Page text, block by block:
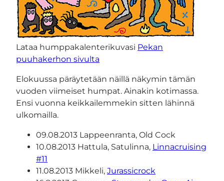
Lataa humppakalenterikuvasi Pekan
puuhakerhon sivulta
Elokuussa päräytetään näillä näkymin tämän
vuoden viimeiset humpat. Ainakin kotimassa.
Ensi vuonna keikkailemmekin sitten lähinnä
ulkomailla.
09.08.2013 Lappeenranta, Old Cock
10.08.2013 Hattula, Satulinna, Linnacruising
#11
11.08.2013 Mikkeli, Jurassicrock